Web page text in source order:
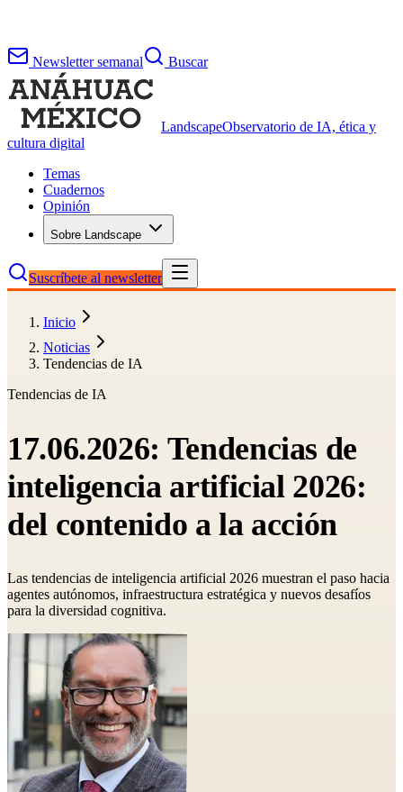
Newsletter semanal Buscar
LandscapeObservatorio de IA, ética y
cultura digital
Temas
Cuadernos
Opinión
Sobre Landscape
Suscríbete al newsletter
Inicio
Noticias
Tendencias de IA
Tendencias de IA
17.06.2026: Tendencias de
inteligencia artificial 2026:
del contenido a la acción
Las tendencias de inteligencia artificial 2026 muestran el paso hacia
agentes autónomos, infraestructura estratégica y nuevos desafíos
para la diversidad cognitiva.